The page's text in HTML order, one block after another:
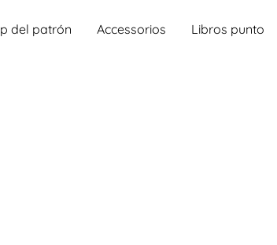
del patrón Accessorios Libros punto